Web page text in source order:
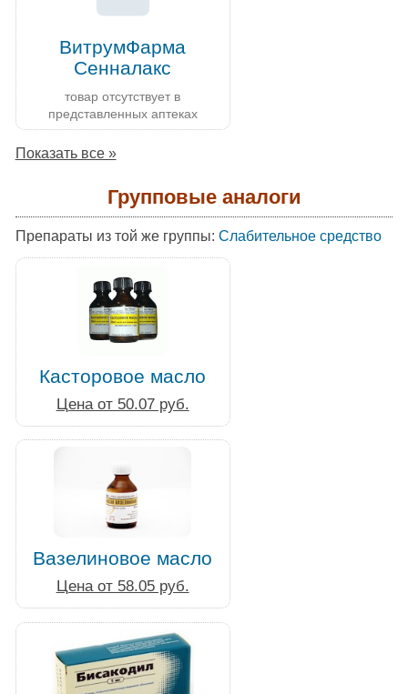
ВитрумФарма
Сенналакс
товар отсутствует в
представленных аптеках
Показать все »
Групповые аналоги
Препараты из той же группы: Слабительное средство
Касторовое масло
Цена от 50.07 руб.
Вазелиновое масло
Цена от 58.05 руб.